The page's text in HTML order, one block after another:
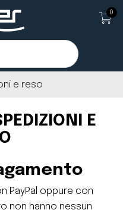
0
e reso
E
PayPal oppure con
non hanno nessun